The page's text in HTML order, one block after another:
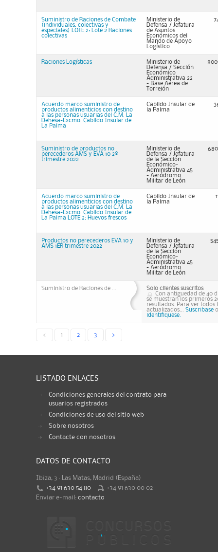
Suministro de Raciones de Combate
(individuales, colectivas y
especiales) LOTE 2: Lote 2 Raciones
colectivas
Ministerio de
Defensa / Jefatura
de Asuntos
Económicos del
Mando de Apoyo
Logístico
Raciones Logísticas
Ministerio de
Defensa / Sección
Económico
Administrativa 22
- Base Aérea de
Torrejón
Acuerdo marco suministro de
productos alimenticios con destino
a las personas usuarias del C.M. La
Dehesa-Excmo. Cabildo Insular de
La Palma
Cabildo Insular de
la Palma
Suministro de productos no
perecederos AMS y EVA 10 2º
trimestre 2022
Ministerio de
Defensa / Jefatura
de la Sección
Económico-
Administrativa 45
- Aeródromo
Militar de León
Acuerdo marco suministro de
productos alimenticios con destino
a las personas usuarias del C.M. La
Dehesa-Excmo. Cabildo Insular de
La Palma LOTE 2: Huevos frescos
Cabildo Insular de
la Palma
Productos no perecederos EVA 10 y
AMS 1ER trimestre 2022
Ministerio de
Defensa / Jefatura
de la Sección
Económico-
Administrativa 45
- Aeródromo
Militar de León
Suministro de Raciones de ...
Solo clientes suscritos
Con antiguedad de 40
se muestran los primeros
resultados. Para ver todos
actualizados... Suscribase o
identifiquese.
< 1 2 3 >
LISTADO ENLACES
Condiciones generales del contrato para
usuarios registrados
Condiciones de uso del sitio web
Sobre nosotros
Contacte con nosotros
DATOS DE CONTACTO
Ibiza, 3 · Las Matas, Madrid (España)
+34 91 630 54 80 -
+34 91 630 00 02
Enviar e-mail: contacto